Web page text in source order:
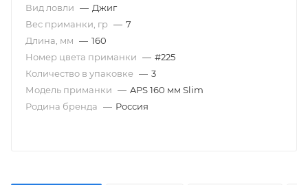
Вид ловли — Джиг
Вес приманки, гр — 7
Длина, мм — 160
Номер цвета приманки — #225
Количество в упаковке — 3
Модель приманки — APS 160 мм Slim
Родина бренда — Россия